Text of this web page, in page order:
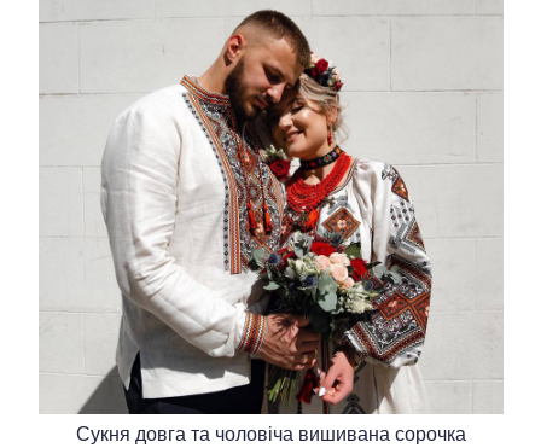
Сукня довга та чоловіча вишивана сорочка